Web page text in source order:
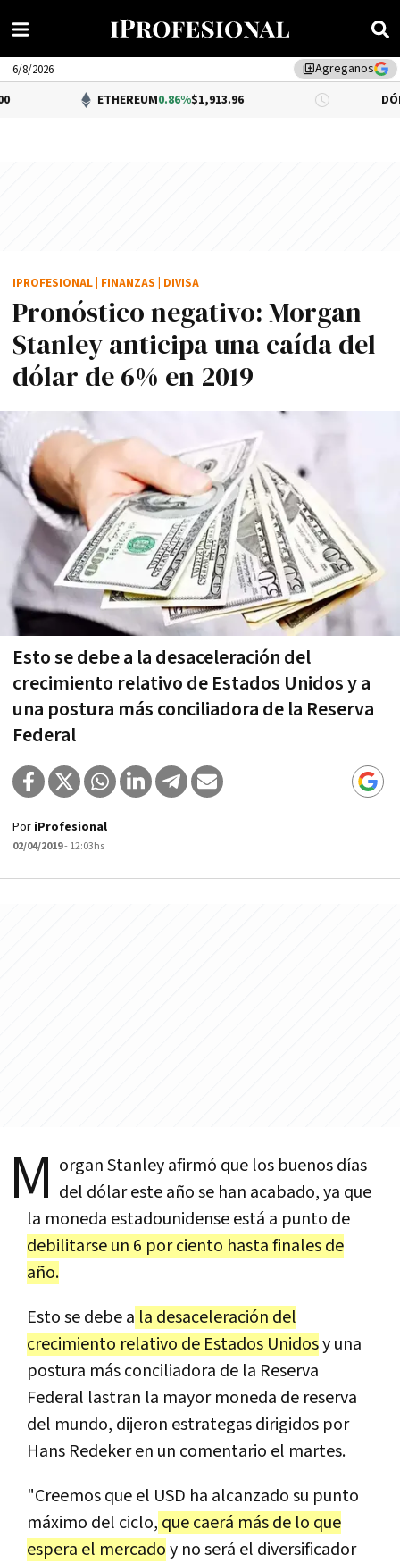
library_addAgreganos
6/8/2026
ETHEREUM0.86%$1,913.96 DÓLAR BNA
Pronóstico negativo: Morgan
Stanley anticipa una caída del
dólar de 6% en 2019
Esto se debe a la desaceleración del
crecimiento relativo de Estados Unidos y a
una postura más conciliadora de la Reserva
Federal
IPROFESIONAL FINANZAS DIVISA
Por iProfesional
02/04/2019- 12:03hs
M organ Stanley afirmó que los buenos días
del dólar este año se han acabado, ya que
la moneda estadounidense está a punto de
debilitarse un 6 por ciento hasta finales de
año.
Esto se debe a la desaceleración del
crecimiento relativo de Estados Unidosy una
postura más conciliadora de la Reserva
Federal lastran la mayor moneda de reserva
del mundo, dijeron estrategas dirigidos por
Hans Redeker en un comentario el martes.
"Creemos que el USD ha alcanzado su punto
máximo del ciclo, que caerá más de lo que
espera el mercadoy no será el diversificador